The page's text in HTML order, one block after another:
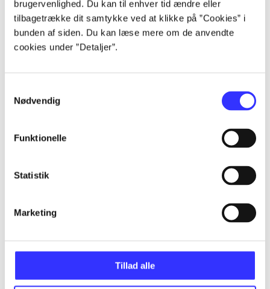
brugervenlighed. Du kan til enhver tid ændre eller
tilbagetrække dit samtykke ved at klikke på ”Cookies” i
bunden af siden. Du kan læse mere om de anvendte
cookies under ”Detaljer”.
Nødvendig
Funktionelle
Statistik
Marketing
Tillad alle
Artikler
Alle registrerede artikler fordelt på udgivelser
...
...
...
...